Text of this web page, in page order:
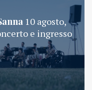
10 agosto,
e ingresso